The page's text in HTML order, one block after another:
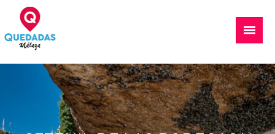
content
Quedadas, excursiones, eventos
Main
Menu